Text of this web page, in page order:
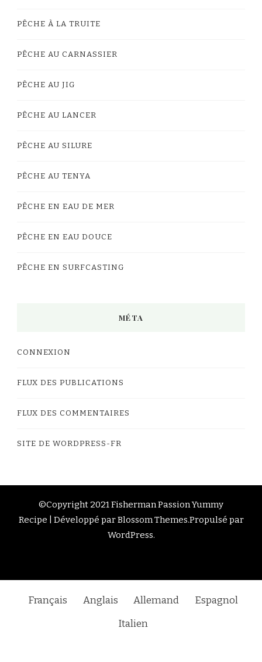
PÊCHE À LA TRUITE
PÊCHE AU CARNASSIER
PÊCHE AU JIG
PÊCHE AU LANCER
PÊCHE AU SILURE
PÊCHE AU TENYA
PÊCHE EN EAU DE MER
PÊCHE EN EAU DOUCE
PÊCHE EN SURFCASTING
MÉTA
CONNEXION
FLUX DES PUBLICATIONS
FLUX DES COMMENTAIRES
SITE DE WORDPRESS-FR
©Copyright 2021 Fisherman PassionYummy
Recipe | Développé parBlossom Themes.Propulsé par
WordPress.
Français Anglais Allemand
Espagnol
Italien